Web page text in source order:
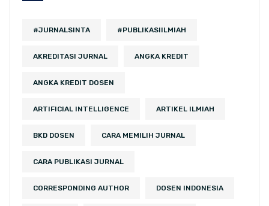
#JURNALSINTA #PUBLIKASIILMIAH
AKREDITASI JURNAL ANGKA KREDIT
ANGKA KREDIT DOSEN
ARTIFICIAL INTELLIGENCE ARTIKEL ILMIAH
BKD DOSEN CARA MEMILIH JURNAL
CARA PUBLIKASI JURNAL
CORRESPONDING AUTHOR DOSEN INDONESIA